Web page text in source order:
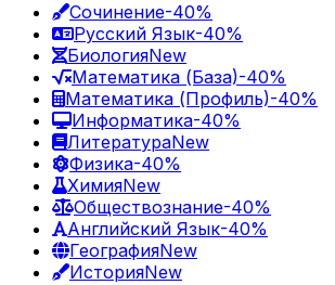
Сочинение-40%
Русский Язык-40%
БиологияNew
Математика (База)-40%
Математика (Профиль)-40%
Информатика-40%
ЛитератураNew
Физика-40%
ХимияNew
Обществознание-40%
Английский Язык-40%
ГеографияNew
ИсторияNew